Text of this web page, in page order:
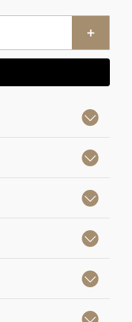
＋